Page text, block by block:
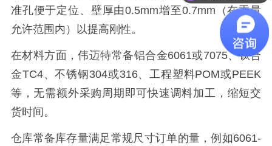
准孔便于定位、壁厚由0.5mm增至0.7mm（在重量
允许范围内）以提高刚性。
在材料方面，伟迈特常备铝合金6061或7075、钛合
金TC4、不锈钢304或316、工程塑料POM或PEEK
等，无需额外采购周期即可快速调料加工，缩短交
货时间。
仓库常备库存量满足常规尺寸订单的量，例如6061-